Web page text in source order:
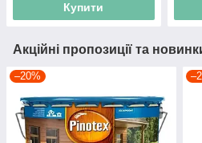
Купити
Акційні пропозиції та
–20%